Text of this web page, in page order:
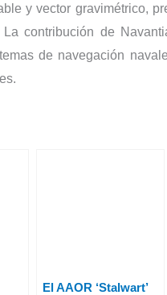
y vector gravimétrico,
contribución de
de navegación
El AAOR ‘Stalwart’